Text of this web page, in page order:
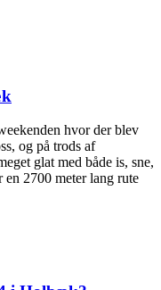
hvor der blev
og på trods af
glat med både is, sne,
en 2700 meter lang rute